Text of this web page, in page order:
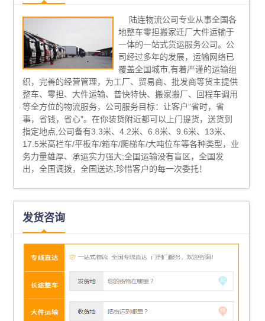
陆连物流公司专业从事全国各
地整车零担搬家迁厂大件运输于
一体的一站式货运服务公司。公
司经过多年的发展，运输网络已
覆盖全国城市,有着严谨的运输组
织，完善的经营管理，为工厂、贸易商、批发商等货主提供
整车、零担、大件运输、普快特快、搬家搬厂、回程车调用
等全方位的物流服务，公司服务目标：让客户“省时，省
事，省钱，省心”。在你装货附近都可以上门提货，送货到
指定地点,公司备有3.3米、4.2米、6.8米、9.6米、13米、
17.5米高栏车/平板车/箱车/爬梯车/大吨位车等各种类型，业
务力量雄厚、承运实力强大;全国运输没有盲区，全国发
出，全国调拨，全国送达,珍惜客户的每一次委托！
发货咨询